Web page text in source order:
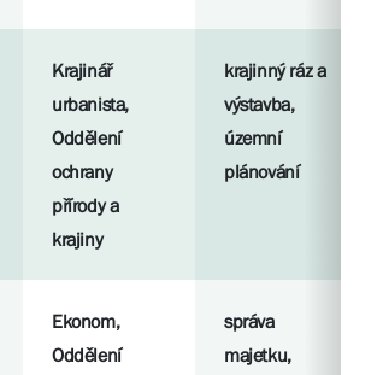
Krajinář
urbanista,
Oddělení
ochrany
přírody a
krajiny
krajinný ráz a
výstavba,
územní
plánování
Ekonom,
Oddělení
správa
majetku,